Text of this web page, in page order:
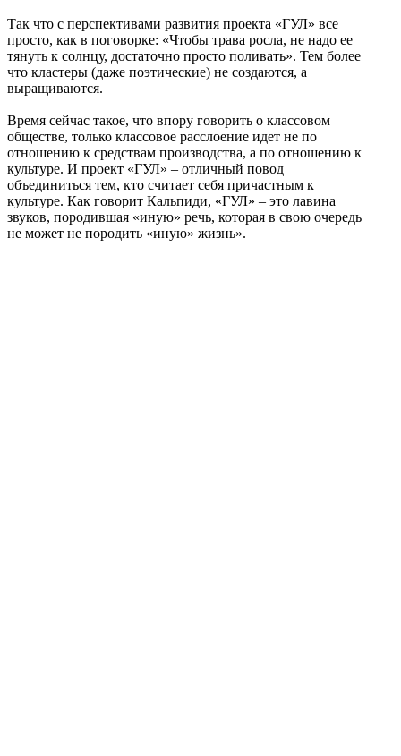
Так что с перспективами развития проекта «ГУЛ» все
просто, как в поговорке: «Чтобы трава росла, не надо ее
тянуть к солнцу, достаточно просто поливать». Тем более
что кластеры (даже поэтические) не создаются, а
выращиваются.
Время сейчас такое, что впору говорить о классовом
обществе, только классовое расслоение идет не по
отношению к средствам производства, а по отношению к
культуре. И проект «ГУЛ» – отличный повод
объединиться тем, кто считает себя причастным к
культуре. Как говорит Кальпиди, «ГУЛ» – это лавина
звуков, породившая «иную» речь, которая в свою очередь
не может не породить «иную» жизнь».